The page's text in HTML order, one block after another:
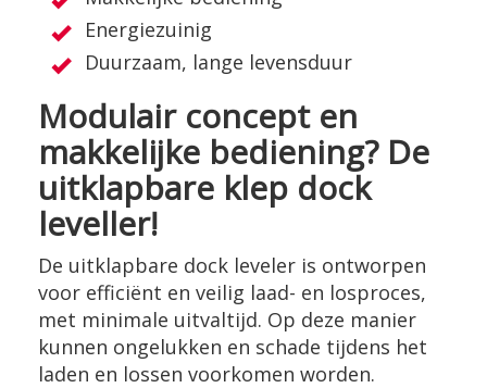
Energiezuinig
Duurzaam, lange levensduur
Modulair concept en
makkelijke bediening? De
uitklapbare klep dock
leveller!
De uitklapbare dock leveler is ontworpen
voor efficiënt en veilig laad- en losproces,
met minimale uitvaltijd. Op deze manier
kunnen ongelukken en schade tijdens het
laden en lossen voorkomen worden.